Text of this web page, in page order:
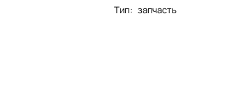
Тип: запчасть